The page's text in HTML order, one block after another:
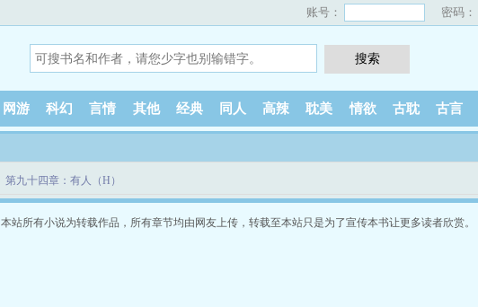
账号： 密码：
网游 科幻 言情 其他 经典 同人 高辣 耽美 情欲 古耽 古言
第九十四章：有人（H）
本站所有小说为转载作品，所有章节均由网友上传，转载至本站只是为了宣传本书让更多读者欣赏。